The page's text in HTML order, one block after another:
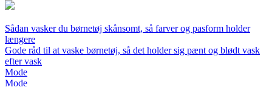
Sådan vasker du børnetøj skånsomt, så farver og pasform holder
længere
Gode råd til at vaske børnetøj, så det holder sig pænt og blødt vask
efter vask
Mode
Mode